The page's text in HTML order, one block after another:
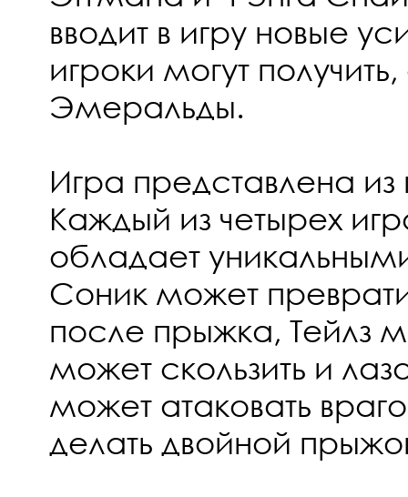
вводит в игру новые
игроки могут
Эмеральды.
Игра представлена из
Каждый из четырех
обладает
Соник может
после прыжка, Тейлз
может скользить и
может атаковать
делать двойной